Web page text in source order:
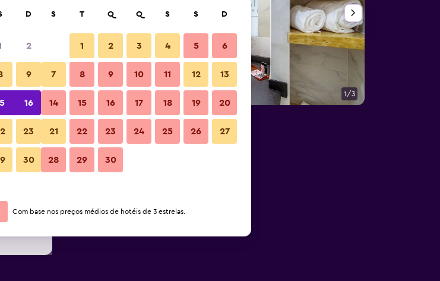
oferta
oferta
oferta
Outra 1/3
Fotos
D
2
9
16
23
30
S T Q Q S S D
1 2 3 4 5 6
7 8 9 10 11 12 13
14 15 16 17 18 19 20
21 22 23 24 25 26 27
28 29 30
Com base nos preços médios de hotéis de 3 estrelas.